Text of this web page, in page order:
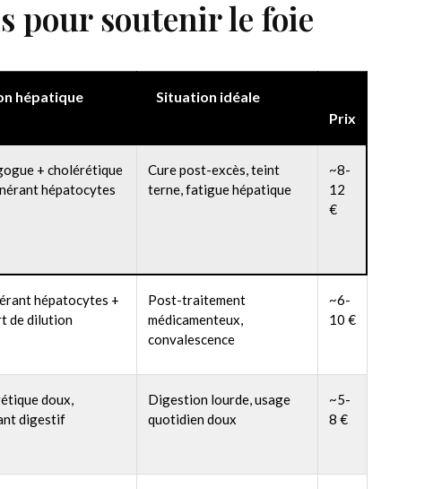
pour soutenir le foie
hépatique
Situation idéale
Prix
+ cholérétique
hépatocytes
Cure post-excès, teint
terne, fatigue hépatique
~8-
12
€
hépatocytes +
de dilution
Post-traitement
médicamenteux,
convalescence
~6-
10 €
doux,
digestif
Digestion lourde, usage
quotidien doux
~5-
8 €